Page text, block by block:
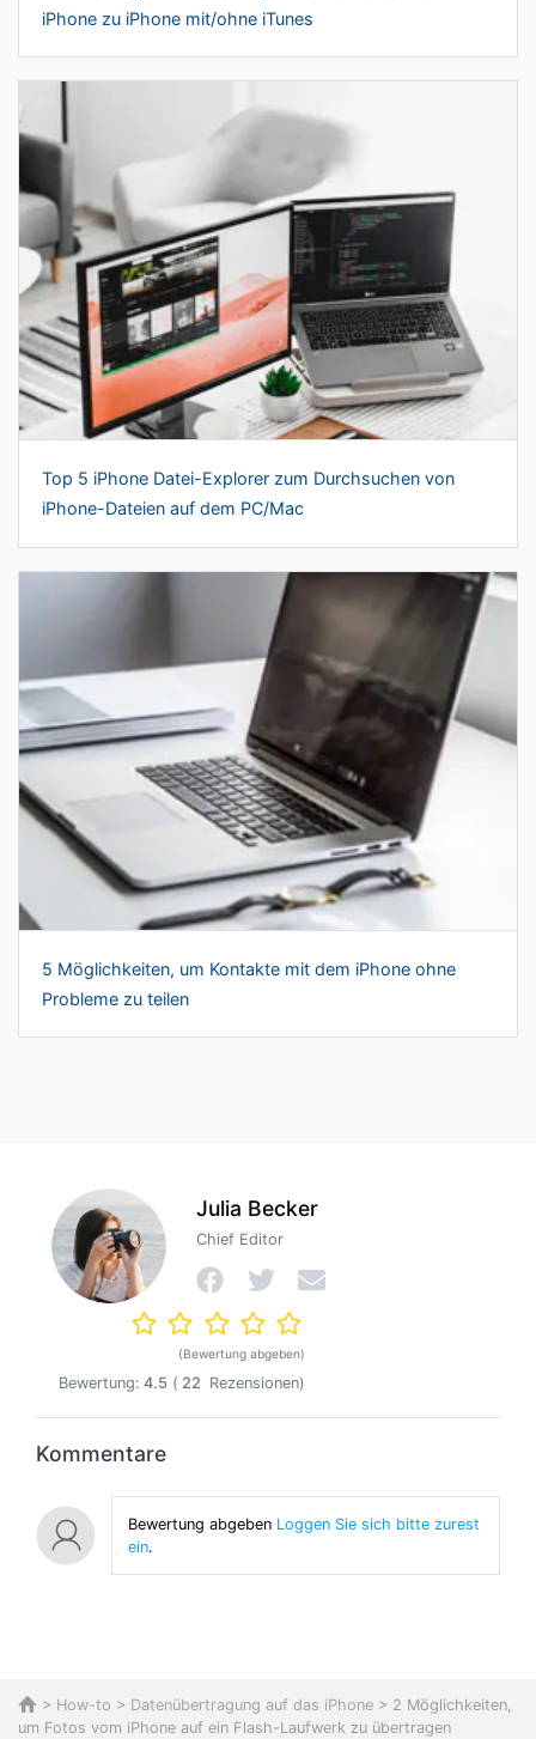
iPhone zu iPhone mit/ohne iTunes
Top 5 iPhone Datei-Explorer zum Durchsuchen von
iPhone-Dateien auf dem PC/Mac
5 Möglichkeiten, um Kontakte mit dem iPhone ohne
Probleme zu teilen
Julia Becker
Chief Editor
(Bewertung abgeben)
Bewertung: 4.5 ( 22 Rezensionen)
Kommentare
Bewertung abgebenLoggen Sie sich bitte zurest
ein.
> How-to > Datenübertragung auf das iPhone > 2 Möglichkeiten,
um Fotos vom iPhone auf ein Flash-Laufwerk zu übertragen